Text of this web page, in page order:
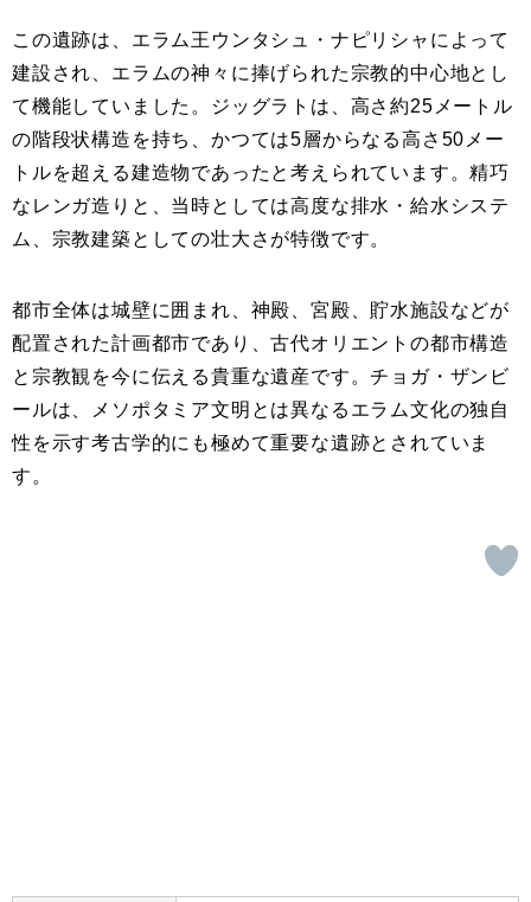
この遺跡は、エラム王ウンタシュ・ナピリシャによって
建設され、エラムの神々に捧げられた宗教的中心地とし
て機能していました。ジッグラトは、高さ約25メートル
の階段状構造を持ち、かつては5層からなる高さ50メー
トルを超える建造物であったと考えられています。精巧
なレンガ造りと、当時としては高度な排水・給水システ
ム、宗教建築としての壮大さが特徴です。
都市全体は城壁に囲まれ、神殿、宮殿、貯水施設などが
配置された計画都市であり、古代オリエントの都市構造
と宗教観を今に伝える貴重な遺産です。チョガ・ザンビ
ールは、メソポタミア文明とは異なるエラム文化の独自
性を示す考古学的にも極めて重要な遺跡とされていま
す。